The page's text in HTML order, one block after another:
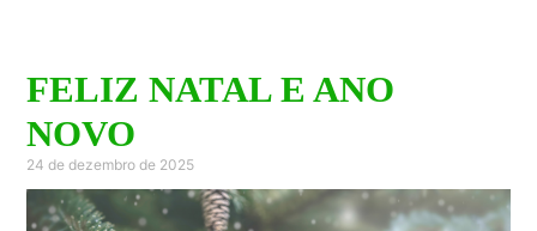
FELIZ NATAL E ANO
NOVO
24 de dezembro de 2025